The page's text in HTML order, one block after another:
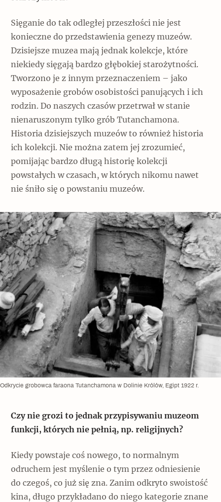
Sięganie do tak odległej przeszłości nie jest
konieczne do przedstawienia genezy muzeów.
Dzisiejsze muzea mają jednak kolekcje, które
niekiedy sięgają bardzo głębokiej starożytności.
Tworzono je z innym przeznaczeniem – jako
wyposażenie grobów osobistości panujących i ich
rodzin. Do naszych czasów przetrwał w stanie
nienaruszonym tylko grób Tutanchamona.
Historia dzisiejszych muzeów to również historia
ich kolekcji. Nie można zatem jej zrozumieć,
pomijając bardzo długą historię kolekcji
powstałych w czasach, w których nikomu nawet
nie śniło się o powstaniu muzeów.
Odkrycie grobowca faraona Tutanchamona w Dolinie Królów, Egipt 1922 r.
Czy nie grozi to jednak przypisywaniu muzeom
funkcji, których nie pełnią, np. religijnych?
Kiedy powstaje coś nowego, to normalnym
odruchem jest myślenie o tym przez odniesienie
do czegoś, co już się zna. Zanim odkryto swoistość
kina, długo przykładano do niego kategorie znane